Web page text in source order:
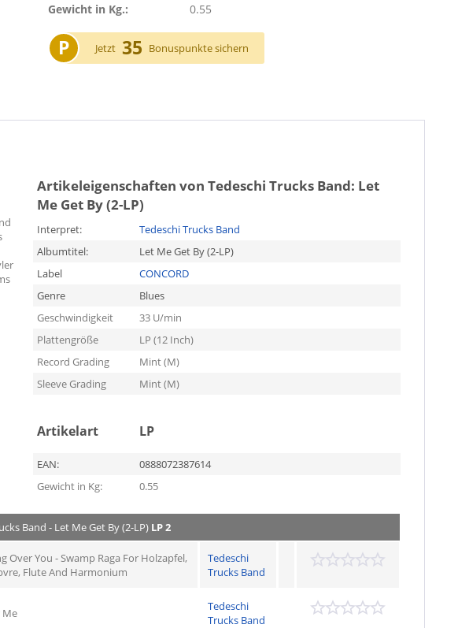
Gewicht in Kg.:
0.55
P Jetzt 35 Bonuspunkte sichern
Artikeleigenschaften von Tedeschi Trucks Band: Let
Me Get By (2-LP)
Interpret:
Tedeschi Trucks Band
Albumtitel:
Let Me Get By (2-LP)
Label
CONCORD
Genre
Blues
Geschwindigkeit
33 U/min
Plattengröße
LP (12 Inch)
Record Grading
Mint (M)
Sleeve Grading
Mint (M)
Artikelart LP
EAN:
0888072387614
Gewicht in Kg:
0.55
Band - Let Me Get By (2-LP) LP 2
Over You - Swamp Raga For Holzapfel,
Flute And Harmonium
Tedeschi
Trucks Band
Me
Tedeschi
Trucks Band